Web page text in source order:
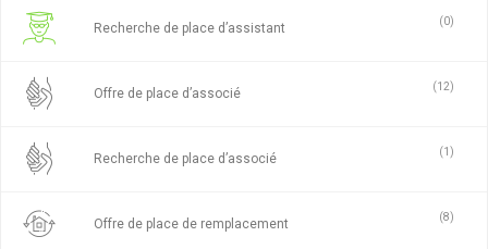
Recherche de place d’assistant (0)
Offre de place d’associé (12)
Recherche de place d’associé (1)
Offre de place de remplacement (8)